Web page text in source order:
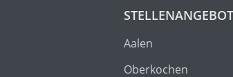
Aalen
Oberkochen